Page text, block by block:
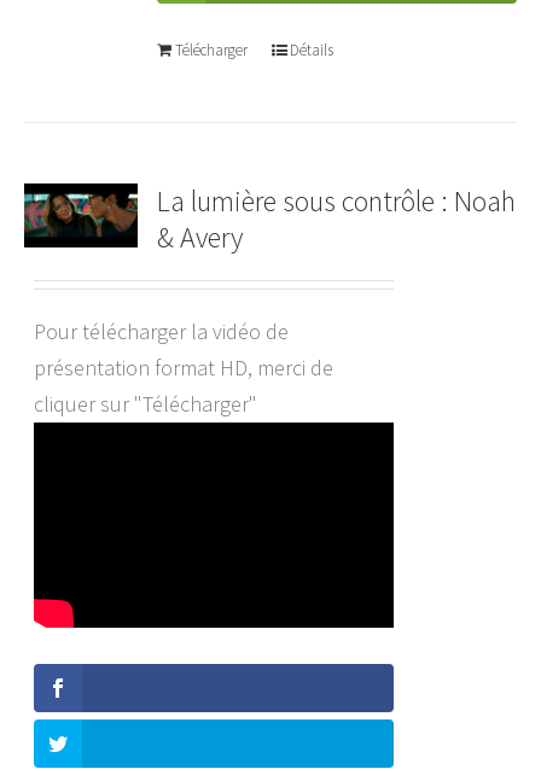
Télécharger Détails
La lumière sous contrôle : Noah
& Avery
Pour télécharger la vidéo de
présentation format HD, merci de
cliquer sur "Télécharger"